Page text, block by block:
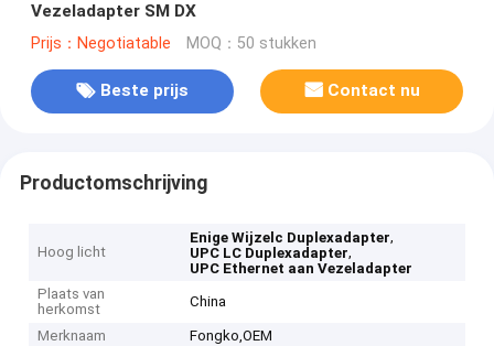
Vezeladapter SM DX
Prijs：Negotiatable MOQ：50 stukken
Beste prijs Contact nu
Productomschrijving
Hoog licht
Enige Wijzelc Duplexadapter,
UPC LC Duplexadapter,
UPC Ethernet aan Vezeladapter
Plaats van
herkomst
China
Merknaam
Fongko,OEM